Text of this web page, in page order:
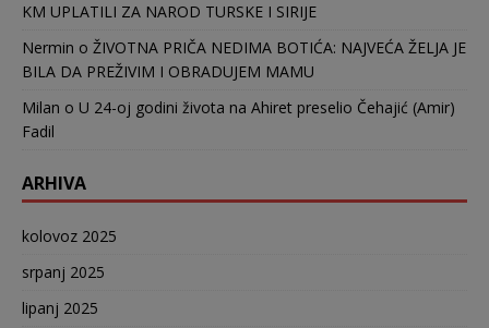
KM UPLATILI ZA NAROD TURSKE I SIRIJE
Nermin o ŽIVOTNA PRIČA NEDIMA BOTIĆA: NAJVEĆA ŽELJA JE
BILA DA PREŽIVIM I OBRADUJEM MAMU
Milan o U 24-oj godini života na Ahiret preselio Čehajić (Amir)
Fadil
ARHIVA
kolovoz 2025
srpanj 2025
lipanj 2025